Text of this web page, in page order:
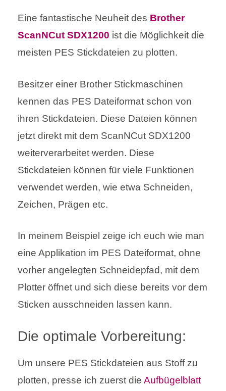
Eine fantastische Neuheit des Brother
ScanNCut SDX1200 ist die Möglichkeit die
meisten PES Stickdateien zu plotten.
Besitzer einer Brother Stickmaschinen
kennen das PES Dateiformat schon von
ihren Stickdateien. Diese Dateien können
jetzt direkt mit dem ScanNCut SDX1200
weiterverarbeitet werden. Diese
Stickdateien können für viele Funktionen
verwendet werden, wie etwa Schneiden,
Zeichen, Prägen etc.
In meinem Beispiel zeige ich euch wie man
eine Applikation im PES Dateiformat, ohne
vorher angelegten Schneidepfad, mit dem
Plotter öffnet und sich diese bereits vor dem
Sticken ausschneiden lassen kann.
Die optimale Vorbereitung:
Um unsere PES Stickdateien aus Stoff zu
plotten, presse ich zuerst die Aufbügelblatt